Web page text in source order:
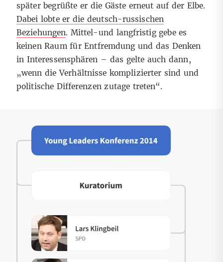
später begrüßte er die Gäste erneut auf der Elbe.
Dabei lobte er die deutsch-russischen
Beziehungen. Mittel-und langfristig gebe es
keinen Raum für Entfremdung und das Denken
in Interessensphären – das gelte auch dann,
„wenn die Verhältnisse komplizierter sind und
politische Differenzen zutage treten“.